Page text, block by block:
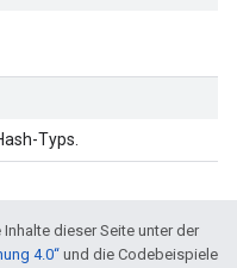
Typs.
dieser Seite unter der
4.0“ und die Codebeispiele